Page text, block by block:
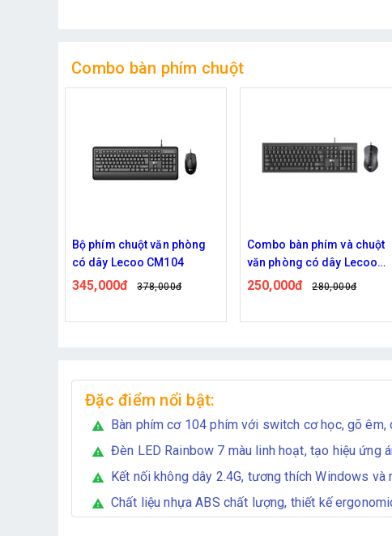
Combo bàn phím chuột
văn phòng
Combo bàn phím và chuột
văn phòng có dây Lecoo
CM101
250,000đ
Combo bàn
văn phòng không
Lecoo KM2001
375,000đ
Đặc điểm nổi bật:
warning Bàn phím cơ 104 phím với switch cơ học, gõ êm,
warning Đèn LED Rainbow 7 màu linh hoạt, tạo hiệu ứng
warning Kết nối không dây 2.4G, tương thích Windows và
warning Chất liệu nhựa ABS chất lượng, thiết kế